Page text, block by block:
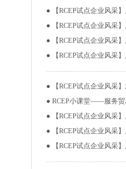
●
【RCEP试点企业风采
●
【RCEP试点企业风采
●
【RCEP试点企业风采
● 【RCEP试点企业风采
●
【RCEP试点企业风采
● RCEP小课堂——服务贸
●
【RCEP试点企业风采
●
【RCEP试点企业风采
● 【RCEP试点企业风采